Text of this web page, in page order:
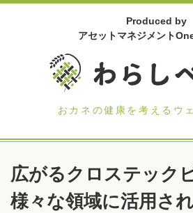
Produced by
アセットマネジメント
おカネの健康を考えるウ
広がるクロステック
様々な領域に活用さ